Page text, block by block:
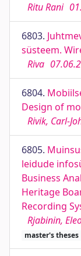
Ritu Rani
6803.
süsteem.
Riva
6804.
Design of
Rivik, Carl-
6805.
leidude
Business
Heritage
Recording
Rjabinin,
master's theses